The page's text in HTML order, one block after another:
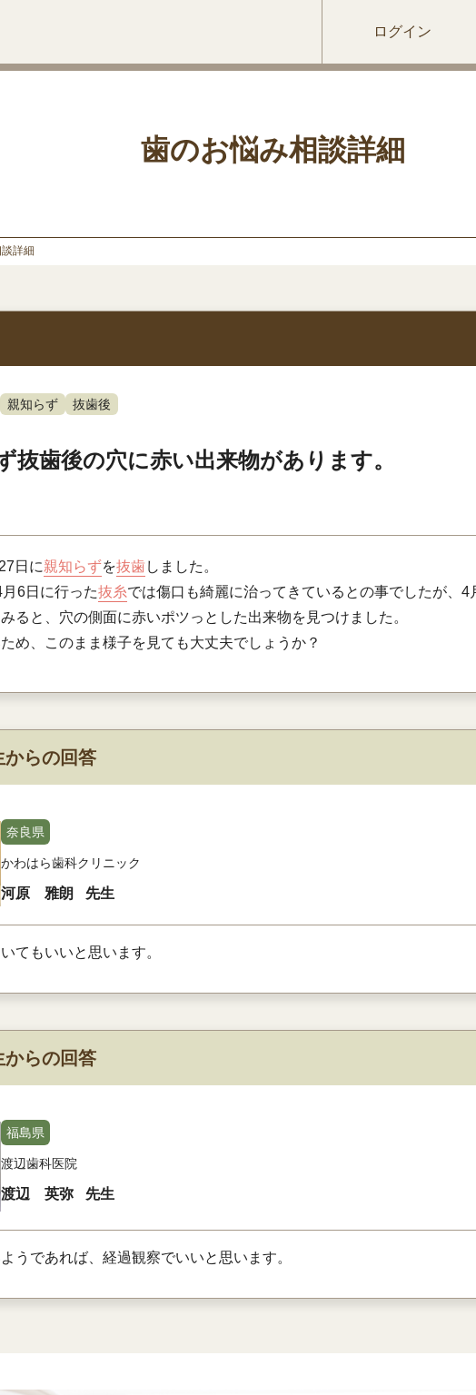
ログイン
歯のお悩み相談詳細
詳細
親知らず 抜歯後
抜歯後の穴に赤い出来物があります。
日に親知らずを抜歯 しました。
6日に行った抜糸では傷口も綺麗に治ってきているとの事でしたが、4
ると、穴の側面に赤いポツっとした出来物を見つけました。
め、このまま様子を見ても大丈夫でしょうか？
らの回答
奈良県
かわはら歯科クリニック
河原 雅朗 先生
てもいいと思います。
らの回答
福島県
渡辺歯科医院
渡辺 英弥 先生
うであれば、経過観察でいいと思います。